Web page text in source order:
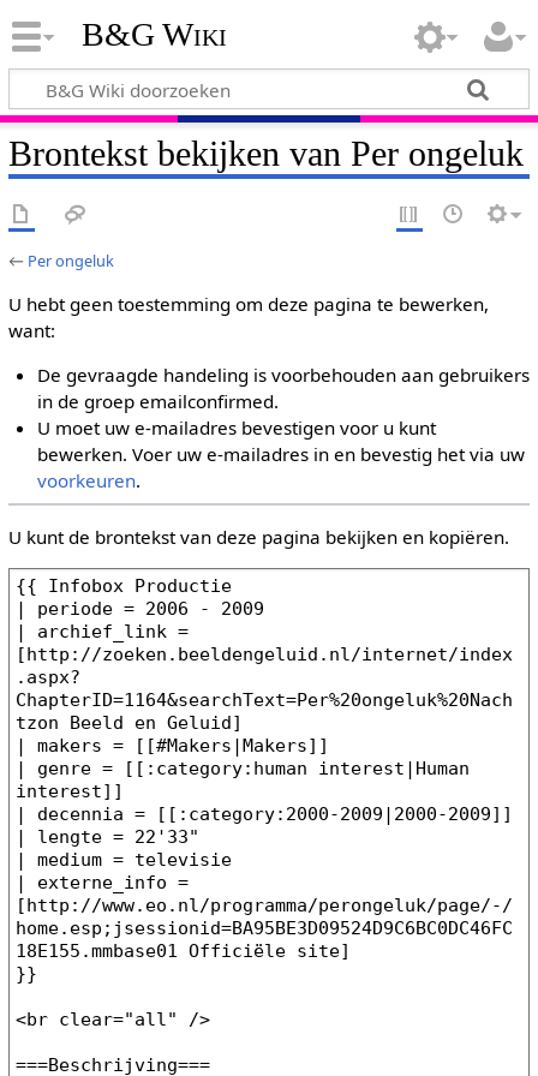
B&G Wiki
Brontekst bekijken van Per ongeluk
← Per ongeluk
U hebt geen toestemming om deze pagina te bewerken,
want:
De gevraagde handeling is voorbehouden aan gebruikers
in de groep emailconfirmed.
U moet uw e-mailadres bevestigen voor u kunt
bewerken. Voer uw e-mailadres in en bevestig het via uw
voorkeuren.
U kunt de brontekst van deze pagina bekijken en kopiëren.